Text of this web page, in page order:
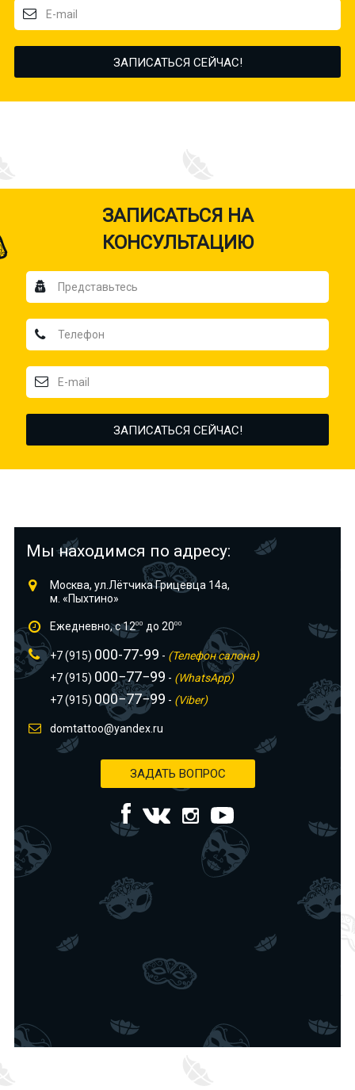
ЗАПИСАТЬСЯ НА
КОНСУЛЬТАЦИЮ
Мы находимся по адресу:
Москва, ул.Лётчика Грицевца 14а,
м. «Пыхтино»
Ежедневно, с 1200 до 2000
+7 (915) 000-77-99 - (Телефон салона)
+7 (915) 000−77−99 - (WhatsApp)
+7 (915) 000−77−99 - (Viber)
domtattoo@yandex.ru
ЗАДАТЬ ВОПРОС